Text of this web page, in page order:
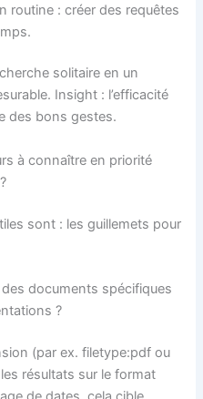
routine : créer des requêtes
solitaire en un
Insight : l’efficacité
des bons gestes.
à connaître en priorité
sont : les guillemets pour
documents spécifiques
?
(par ex. filetype:pdf ou
résultats sur le format